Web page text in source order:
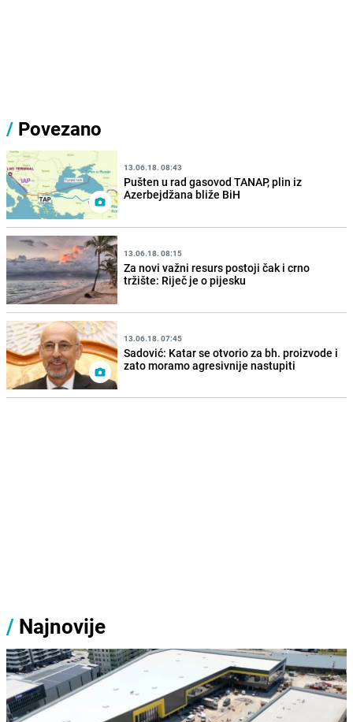
/ Povezano
13.06.18. 08:43
Pušten u rad gasovod TANAP, plin iz
Azerbejdžana bliže BiH
13.06.18. 08:15
Za novi važni resurs postoji čak i crno
tržište: Riječ je o pijesku
13.06.18. 07:45
Sadović: Katar se otvorio za bh. proizvode i
zato moramo agresivnije nastupiti
/ Najnovije